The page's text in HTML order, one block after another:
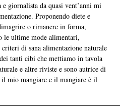
e giornalista da quasi vent’anni mi
Proponendo diete e
o rimanere in forma,
le ultime mode alimentari,
di sana alimentazione naturale
tanti cibi che mettiamo in tavola
e altre riviste e sono autrice di
mio mangiare e il mangiare è il